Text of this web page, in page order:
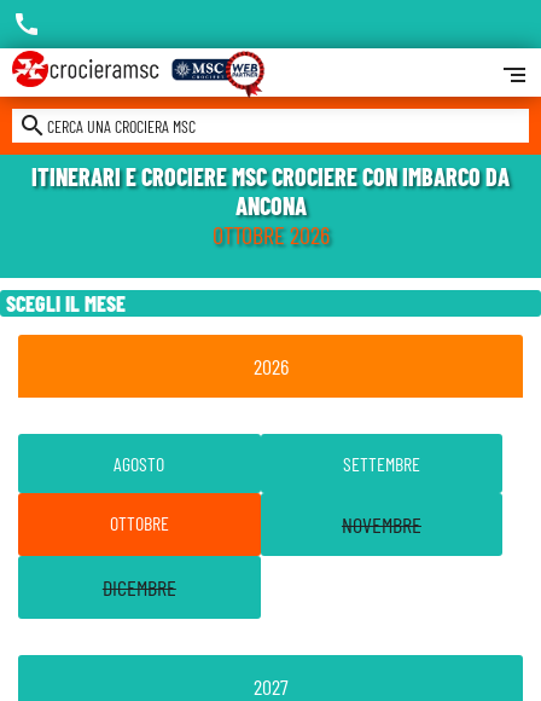
SCEGLI IL MESE
2026
AGOSTO SETTEMBRE
OTTOBRE NOVEMBRE
DICEMBRE
2027
ITINERARI E CROCIERE MSC CROCIERE CON IMBARCO DA
ANCONA
OTTOBRE 2026
searchCERCA UNA CROCIERA MSC
call
segment